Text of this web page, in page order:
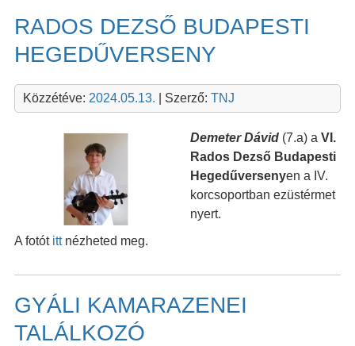
RADOS DEZSŐ BUDAPESTI
HEGEDŰVERSENY
Közzétéve: 2024.05.13. | Szerző: TNJ
Demeter Dávid(7.a) a VI.
Rados Dezső Budapesti
Hegedűversenyen a IV.
korcsoportban ezüstérmet
nyert.
A fotót ittnézheted meg.
GYÁLI KAMARAZENEI
TALÁLKOZÓ